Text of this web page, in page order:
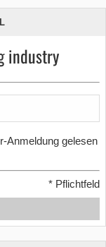
industry
Anmeldung gelesen
* Pflichtfeld